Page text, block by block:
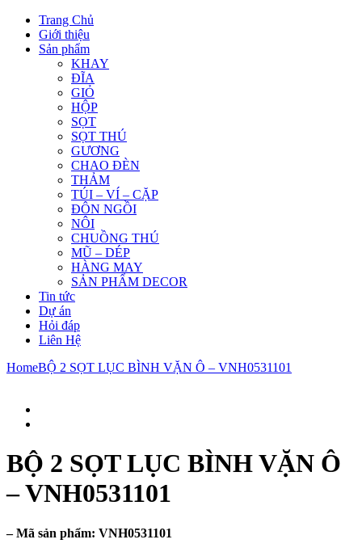
Trang Chủ
Giới thiệu
Sản phẩm
KHAY
ĐĨA
GIỎ
HỘP
SỌT
SỌT THÚ
GƯƠNG
CHAO ĐÈN
THẢM
TÚI – VÍ – CẶP
ĐÔN NGỒI
NÔI
CHUỒNG THÚ
MŨ – DÉP
HÀNG MAY
SẢN PHẨM DECOR
Tin tức
Dự án
Hỏi đáp
Liên Hệ
HomeBỘ 2 SỌT LỤC BÌNH VẶN Ô – VNH0531101
BỘ 2 SỌT LỤC BÌNH VẶN Ô
– VNH0531101
– Mã sản phẩm: VNH0531101